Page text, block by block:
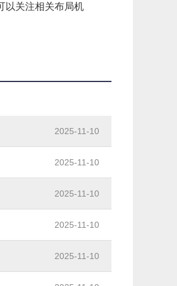
以关注相关布局机
2025-11-10
2025-11-10
2025-11-10
2025-11-10
2025-11-10